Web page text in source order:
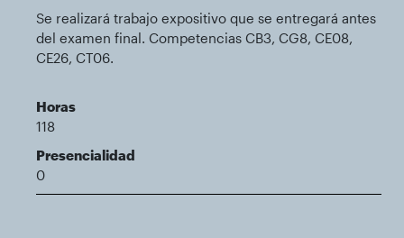
Se realizará trabajo expositivo que se entregará antes
del examen final. Competencias CB3, CG8, CE08,
CE26, CT06.
Horas
118
Presencialidad
0